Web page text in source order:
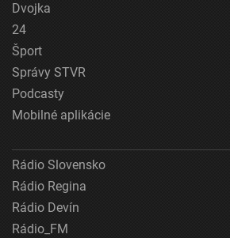
Dvojka
24
Šport
Správy STVR
Podcasty
Mobilné aplikácie
Rádio Slovensko
Rádio Regina
Rádio Devín
Rádio_FM